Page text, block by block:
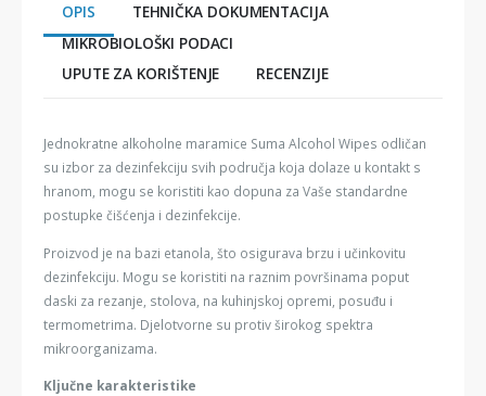
OPIS
TEHNIČKA DOKUMENTACIJA
MIKROBIOLOŠKI PODACI
UPUTE ZA KORIŠTENJE
RECENZIJE
Jednokratne alkoholne maramice Suma Alcohol Wipes odličan
su izbor za dezinfekciju svih područja koja dolaze u kontakt s
hranom, mogu se koristiti kao dopuna za Vaše standardne
postupke čišćenja i dezinfekcije.
Proizvod je na bazi etanola, što osigurava brzu i učinkovitu
dezinfekciju. Mogu se koristiti na raznim površinama poput
daski za rezanje, stolova, na kuhinjskoj opremi, posuđu i
termometrima. Djelotvorne su protiv širokog spektra
mikroorganizama.
Ključne karakteristike